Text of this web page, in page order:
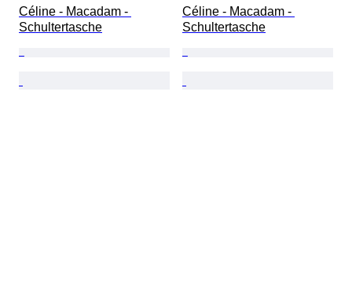
Céline - Macadam -
Schultertasche
Céline - Macadam -
Schultertasche